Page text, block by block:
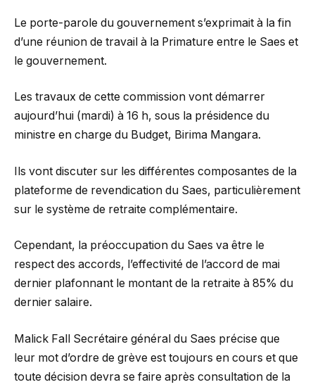
Le porte-parole du gouvernement s’exprimait à la fin
d’une réunion de travail à la Primature entre le Saes et
le gouvernement.
Les travaux de cette commission vont démarrer
aujourd’hui (mardi) à 16 h, sous la présidence du
ministre en charge du Budget, Birima Mangara.
Ils vont discuter sur les différentes composantes de la
plateforme de revendication du Saes, particulièrement
sur le système de retraite complémentaire.
Cependant, la préoccupation du Saes va être le
respect des accords, l’effectivité de l’accord de mai
dernier plafonnant le montant de la retraite à 85% du
dernier salaire.
Malick Fall Secrétaire général du Saes précise que
leur mot d’ordre de grève est toujours en cours et que
toute décision devra se faire après consultation de la